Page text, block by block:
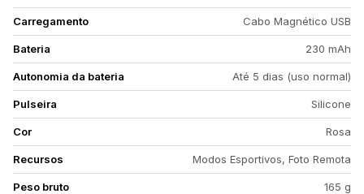
Carregamento Cabo Magnético USB
Bateria 230 mAh
Autonomia da bateria Até 5 dias (uso normal)
Pulseira Silicone
Cor Rosa
Recursos Modos Esportivos, Foto Remota
Peso bruto 165 g